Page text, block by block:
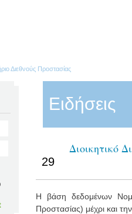
Διεθνούς Προστασίας
Ειδήσεις
29
Διοικητικό
Η βάση δεδομένων
Προστασίας) μέχρι και